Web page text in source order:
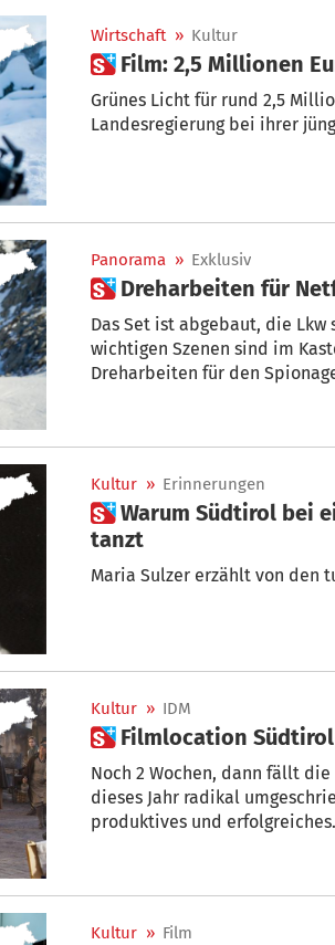
Wirtschaft » Kultur
 Film: 2,5 Millionen
Grünes Licht für rund 2,5
Landesregierung bei ihrer
Panorama » Exklusiv
 Dreharbeiten für
Das Set ist abgebaut, die
wichtigen Szenen sind im Kasten. Und damit hat auch das Versteckspiel rund um die
Dreharbeiten für den
Kultur » Erinnerungen
 Warum Südtirol bei einer Film-Prügelei von Bud Spencer jodelt und
tanzt
Maria Sulzer erzählt von den
Kultur » IDM
 Filmlocation
Noch 2 Wochen, dann fällt
dieses Jahr radikal
produktives und erfolgreiches.
Kultur » Film